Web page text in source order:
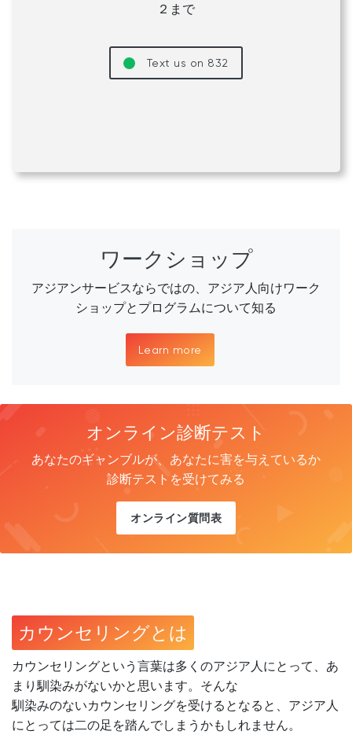
２まで
Text us on 832
ワークショップ
アジアンサービスならではの、アジア人向けワーク
ショップとプログラムについて知る
Learn more
オンライン診断テスト
あなたのギャンブルが、あなたに害を与えているか
診断テストを受けてみる
オンライン質問表
カウンセリングとは
カウンセリングという言葉は多くのアジア人にとって、あ
まり馴染みがないかと思います。そんな
馴染みのないカウンセリングを受けるとなると、アジア人
にとっては二の足を踏んでしまうかもしれません。